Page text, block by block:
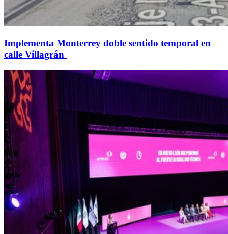
Implementa Monterrey doble sentido temporal en
calle Villagrán